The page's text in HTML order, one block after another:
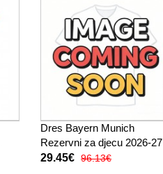
Dres Bayern Munich
Rezervni za djecu 2026-27
Kratak Rukav (+ kratke
29.45€ 96.13€